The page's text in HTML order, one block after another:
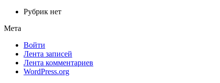
Рубрик нет
Мета
Войти
Лента записей
Лента комментариев
WordPress.org